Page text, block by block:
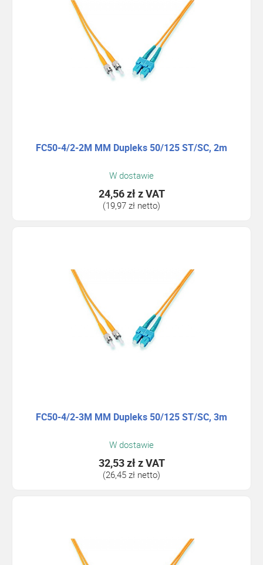
FC50-4/2-2M MM Dupleks 50/125 ST/SC, 2m
W dostawie
24,56 złz VAT
(19,97 zł netto)
FC50-4/2-3M MM Dupleks 50/125 ST/SC, 3m
W dostawie
32,53 złz VAT
(26,45 zł netto)